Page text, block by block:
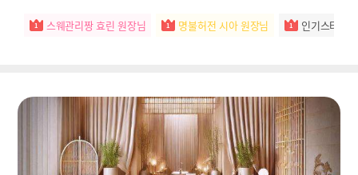
스웨관리짱 효린 원장님 명불허전 시아 원장님 인기스타 예